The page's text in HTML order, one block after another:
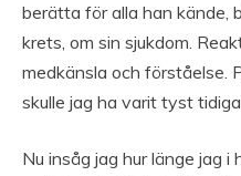
berätta för alla han kände,
krets, om sin sjukdom.
medkänsla och förståelse.
skulle jag ha varit tyst
Nu insåg jag hur länge jag